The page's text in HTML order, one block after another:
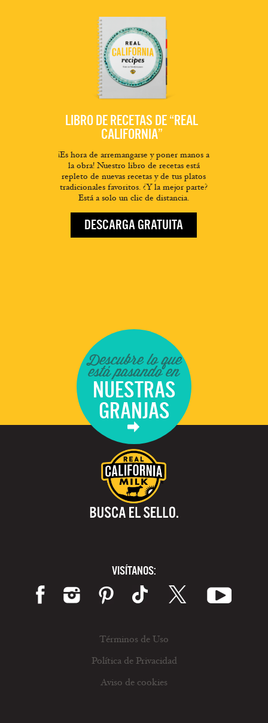
LIBRO DE RECETAS DE “REAL
CALIFORNIA”
¡Es hora de arremangarse y poner manos a
la obra! Nuestro libro de recetas está
repleto de nuevas recetas y de tus platos
tradicionales favoritos. ¿Y la mejor parte?
Está a solo un clic de distancia.
DESCARGA GRATUITA
Descubre lo que
está pasando en
NUESTRAS
GRANJAS
VISÍTANOS:
Términos de Uso
Política de Privacidad
Aviso de cookies